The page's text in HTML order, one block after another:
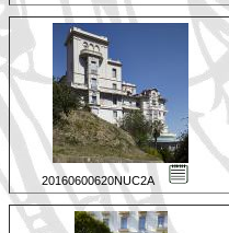
20160600620NUC2A